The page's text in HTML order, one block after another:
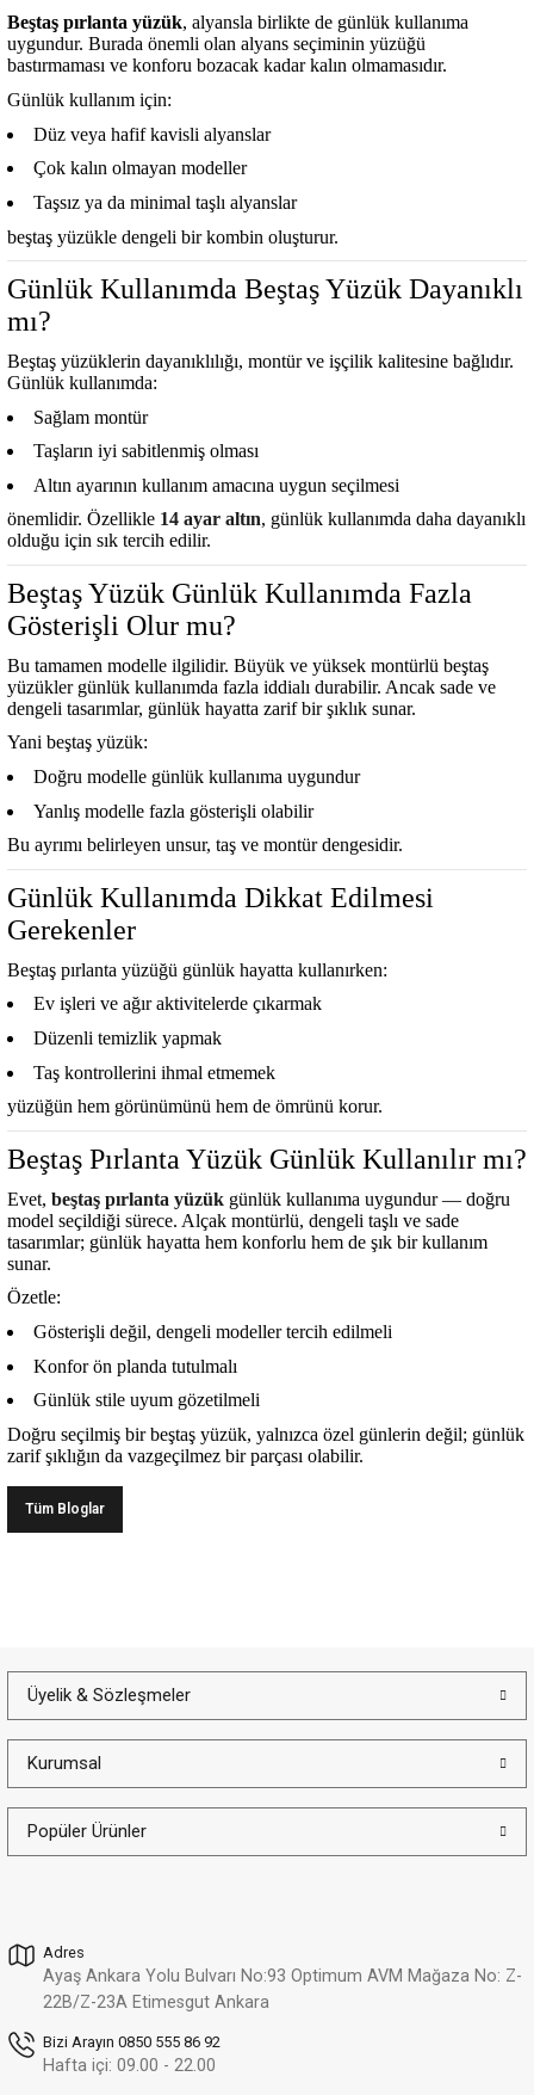
Beştaş pırlanta yüzük, alyansla birlikte de günlük kullanıma
uygundur. Burada önemli olan alyans seçiminin yüzüğü
bastırmaması ve konforu bozacak kadar kalın olmamasıdır.
Günlük kullanım için:
Düz veya hafif kavisli alyanslar
Çok kalın olmayan modeller
Taşsız ya da minimal taşlı alyanslar
beştaş yüzükle dengeli bir kombin oluşturur.
Günlük Kullanımda Beştaş Yüzük Dayanıklı
mı?
Beştaş yüzüklerin dayanıklılığı, montür ve işçilik kalitesine bağlıdır.
Günlük kullanımda:
Sağlam montür
Taşların iyi sabitlenmiş olması
Altın ayarının kullanım amacına uygun seçilmesi
önemlidir. Özellikle 14 ayar altın, günlük kullanımda daha dayanıklı
olduğu için sık tercih edilir.
Beştaş Yüzük Günlük Kullanımda Fazla
Gösterişli Olur mu?
Bu tamamen modelle ilgilidir. Büyük ve yüksek montürlü beştaş
yüzükler günlük kullanımda fazla iddialı durabilir. Ancak sade ve
dengeli tasarımlar, günlük hayatta zarif bir şıklık sunar.
Yani beştaş yüzük:
Doğru modelle günlük kullanıma uygundur
Yanlış modelle fazla gösterişli olabilir
Bu ayrımı belirleyen unsur, taş ve montür dengesidir.
Günlük Kullanımda Dikkat Edilmesi
Gerekenler
Beştaş pırlanta yüzüğü günlük hayatta kullanırken:
Ev işleri ve ağır aktivitelerde çıkarmak
Düzenli temizlik yapmak
Taş kontrollerini ihmal etmemek
yüzüğün hem görünümünü hem de ömrünü korur.
Beştaş Pırlanta Yüzük Günlük Kullanılır mı?
Evet, beştaş pırlanta yüzük günlük kullanıma uygundur— doğru
model seçildiği sürece. Alçak montürlü, dengeli taşlı ve sade
tasarımlar; günlük hayatta hem konforlu hem de şık bir kullanım
sunar.
Özetle:
Gösterişli değil, dengeli modeller tercih edilmeli
Konfor ön planda tutulmalı
Günlük stile uyum gözetilmeli
Doğru seçilmiş bir beştaş yüzük, yalnızca özel günlerin değil; günlük
zarif şıklığın da vazgeçilmez bir parçası olabilir.
Tüm Bloglar
Hediye Kutusu Güvenli Alışveriş Taksit İmkanı Ölçü Değişimi
İade ve Değişim
Adres
Ayaş Ankara Yolu Bulvarı No:93 Optimum AVM Mağaza No: Z-
22B/Z-23A Etimesgut Ankara
Bizi Arayın 0850 555 86 92
Hafta içi: 09.00 - 22.00
Üyelik & Sözleşmeler
Kurumsal
Popüler Ürünler